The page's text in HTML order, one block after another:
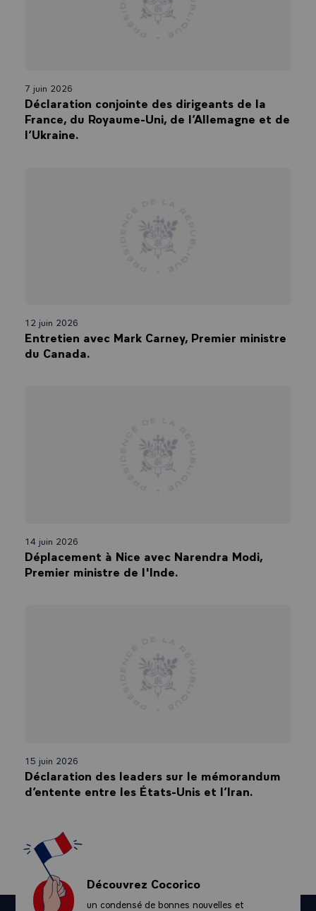
7 juin 2026
Déclaration conjointe des dirigeants de la
France, du Royaume-Uni, de l’Allemagne et de
l’Ukraine.
12 juin 2026
Entretien avec Mark Carney, Premier ministre
du Canada.
14 juin 2026
Déplacement à Nice avec Narendra Modi,
Premier ministre de l'Inde.
15 juin 2026
Déclaration des leaders sur le mémorandum
d’entente entre les États-Unis et l’Iran.
Découvrez Cocorico
un condensé de bonnes nouvelles et